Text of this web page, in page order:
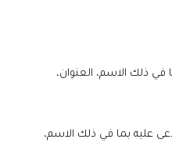
في ذلك الاسم، العنوان،
عليه بما في ذلك الاسم،